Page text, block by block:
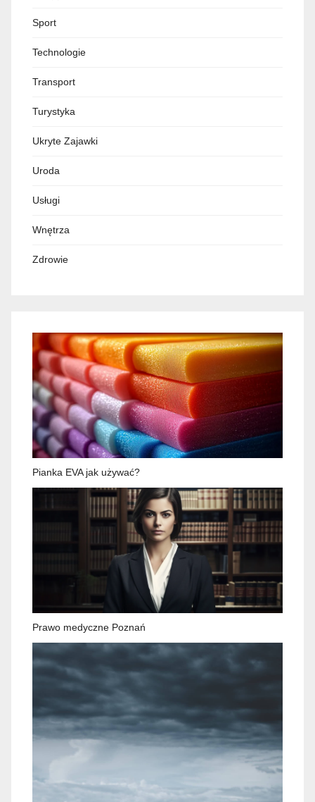
Sport
Technologie
Transport
Turystyka
Ukryte Zajawki
Uroda
Usługi
Wnętrza
Zdrowie
Pianka EVA jak używać?
Prawo medyczne Poznań